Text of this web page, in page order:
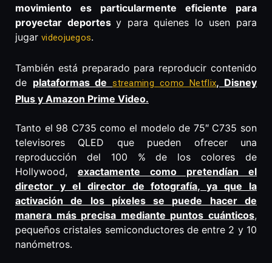
movimiento es particularmente eficiente para
proyectar deportesy para quienes lo usen para
jugar videojuegos.
También está preparado para reproducir contenido
de plataformas destreaming como Netflix, Disney
Plus y Amazon Prime Video.
Tanto el 98 C735 como el modelo de 75″ C735 son
televisores QLED que pueden ofrecer una
reproducción del 100 % de los colores de
Hollywood, exactamente como pretendían el
director y el director de fotografía, ya que la
activación de los píxeles se puede hacer de
manera más precisa mediante puntos cuánticos,
pequeños cristales semiconductores de entre 2 y 10
nanómetros.